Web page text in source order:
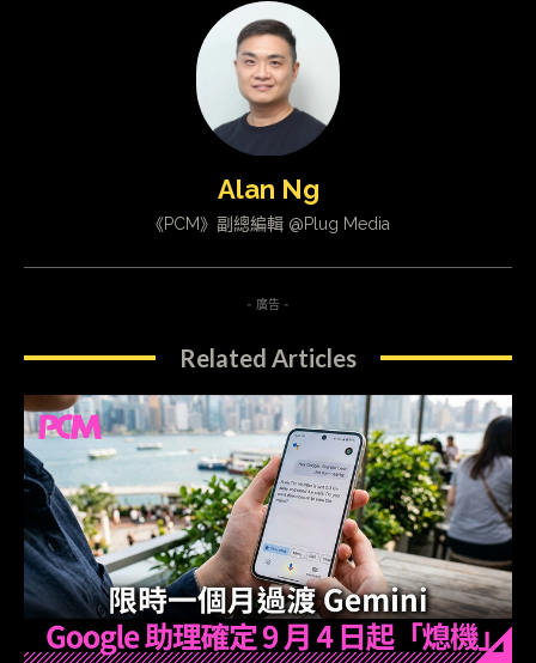
Alan Ng
《PCM》副總編輯 @Plug Media
- 廣告 -
Related Articles